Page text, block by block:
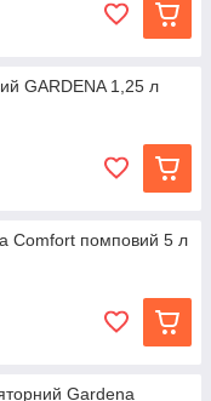
GARDENA 1,25 л
Comfort помповий 5 л
Gardena